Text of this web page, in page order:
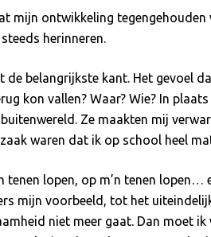
mijn ontwikkeling
herinneren.
belangrijkste kant. Het gevoel
kon vallen? Waar? Wie? In
Ze maakten mij
waren dat ik op school heel
tenen lopen, op m’n tenen
mijn voorbeeld, tot het
niet meer gaat. Dan moet